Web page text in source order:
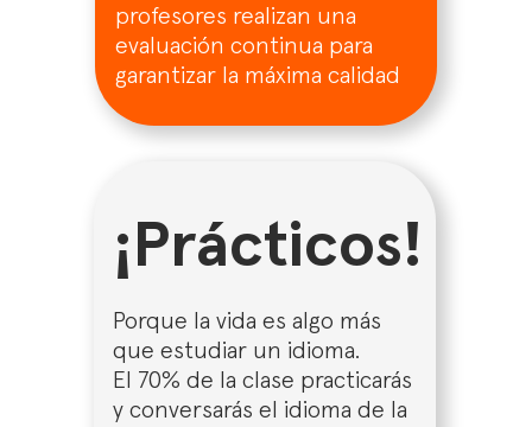
profesores realizan una
evaluación continua para
garantizar la máxima calidad
Porque la vida es algo más
que estudiar un idioma.
El 70% de la clase practicarás
y conversarás el idioma de la
¡Prácticos!